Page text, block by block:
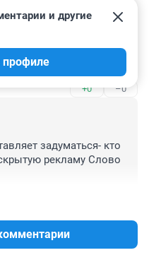
–0
+0 –0
и другие
профиле
задуматься- кто
рекламу Слово